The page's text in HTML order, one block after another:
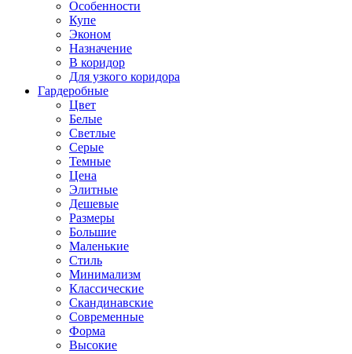
Особенности
Купе
Эконом
Назначение
В коридор
Для узкого коридора
Гардеробные
Цвет
Белые
Светлые
Серые
Темные
Цена
Элитные
Дешевые
Размеры
Большие
Маленькие
Стиль
Минимализм
Классические
Скандинавские
Современные
Форма
Высокие